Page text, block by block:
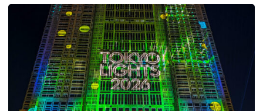
ラ
フ
ラ
フ
ズ
マ
ン
ダ
ロ
2026
光
の
ア
ー